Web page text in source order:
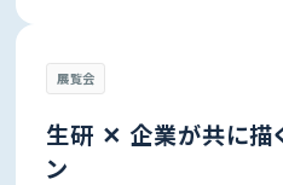
展覧会
生研 ✕ 企業が共に描
ン